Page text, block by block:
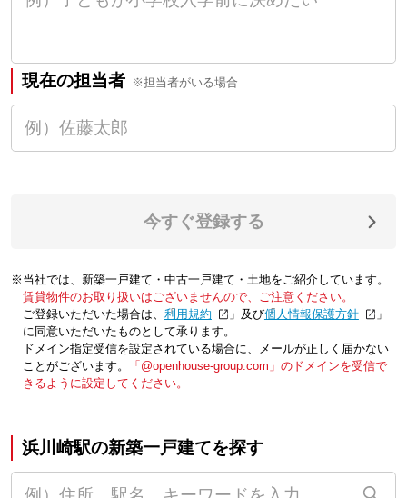
現在の担当者 ※担当者がいる場合
今すぐ登録する
※当社では、新築一戸建て・中古一戸建て・土地をご紹介しています。
賃貸物件のお取り扱いはございませんので、ご注意ください。
ご登録いただいた場合は、「利用規約 」及び「個人情報保護方針
」
に同意いただいたものとして承ります。
ドメイン指定受信を設定されている場合に、メールが正しく届かない
ことがございます。
「@openhouse-group.com」のドメインを受信で
きるように設定してください。
浜川崎駅の新築一戸建てを探す